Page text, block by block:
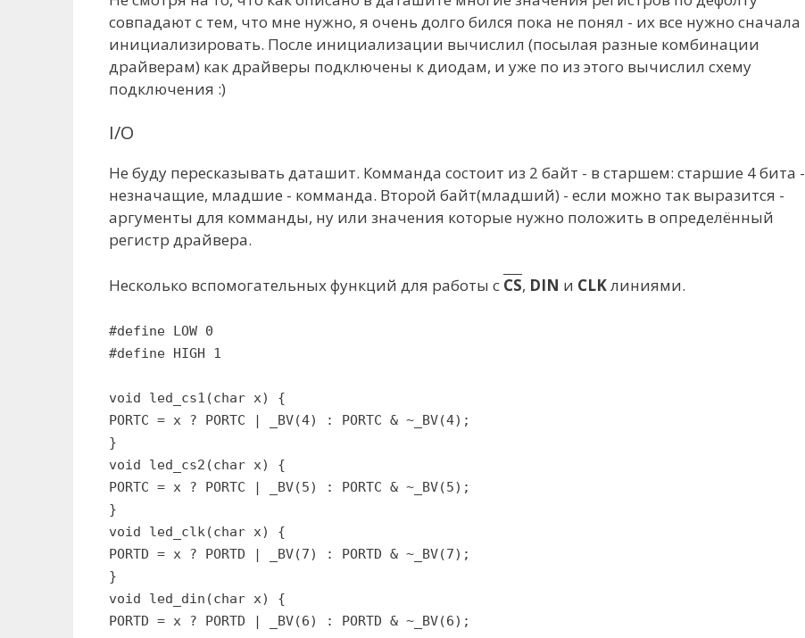
совпадают с тем, что мне нужно, я очень долго бился пока не понял - их все нужно сначала
инициализировать. После инициализации вычислил (посылая разные комбинации
драйверам) как драйверы подключены к диодам, и уже по из этого вычислил схему
подключения :)
I/O
Не буду пересказывать даташит. Комманда состоит из 2 байт - в старшем: старшие 4 бита -
незначащие, младшие - комманда. Второй байт(младший) - если можно так выразится -
аргументы для комманды, ну или значения которые нужно положить в определённый
регистр драйвера.
Несколько вспомогательных функций для работы с CS, DIN и CLKлиниями.
#define LOW 0
#define HIGH 1
void led_cs1(char x) {
PORTC = x ? PORTC | _BV(4) : PORTC & ~_BV(4);
}
void led_cs2(char x) {
PORTC = x ? PORTC | _BV(5) : PORTC & ~_BV(5);
}
void led_clk(char x) {
PORTD = x ? PORTD | _BV(7) : PORTD & ~_BV(7);
}
void led_din(char x) {
PORTD = x ? PORTD | _BV(6) : PORTD & ~_BV(6);